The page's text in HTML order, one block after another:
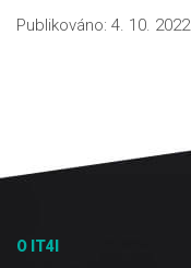
Publikováno: 4. 10. 2022
O IT4I